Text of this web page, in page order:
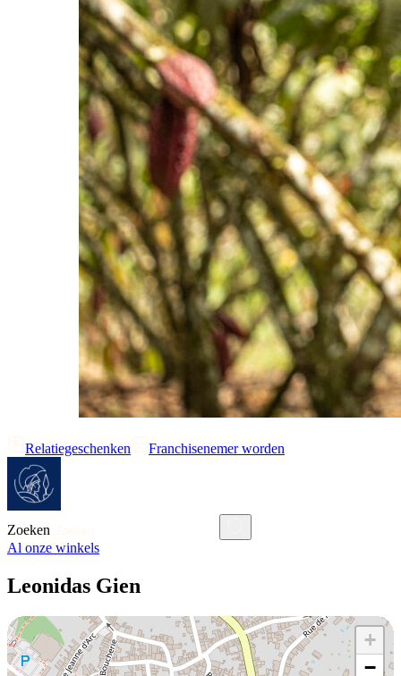
Relatiegeschenken Franchisenemer worden
Zoeken
Al onze winkels
Leonidas Gien
+
−